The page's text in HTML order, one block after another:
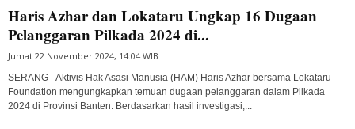
Haris Azhar dan Lokataru Ungkap 16 Dugaan
Pelanggaran Pilkada 2024 di...
Jumat 22 November 2024, 14:04 WIB
SERANG - Aktivis Hak Asasi Manusia (HAM) Haris Azhar bersama Lokataru
Foundation mengungkapkan temuan dugaan pelanggaran dalam Pilkada
2024 di Provinsi Banten. Berdasarkan hasil investigasi,...